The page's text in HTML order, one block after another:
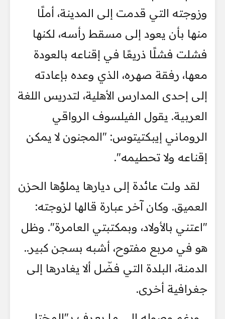
وزوجته التي قدمت إلى المدينة، أملًا
منها بأن يعود إلى مسقط رأسه، لكنها
فشلت فشلًا ذريعًا في إقناعه بالعودة
معها، رفقة صهره، الذي وعده بإعادته
إلى إحدى المدارس الأهلية، لتدريس اللغة
العربية. يقول الفيلسوف الرواقي
الروماني إيبكتيتوس: "المجنون لا يمكن
إقناعه ولا تحطيمه".
لقد ولت عائدة إلى ديارها يملؤها الحزن
العميق. وكان آخر عبارة قالها لزوجته:
"اعتني بالأولاد، وبمكتبتي العامرة". وظل
هو في مربع مفتوح، أشبه بسجن كبير..
الدمنة، البلدة التي فضّل ألا يغادرها إلى
جغرافية أخرى.